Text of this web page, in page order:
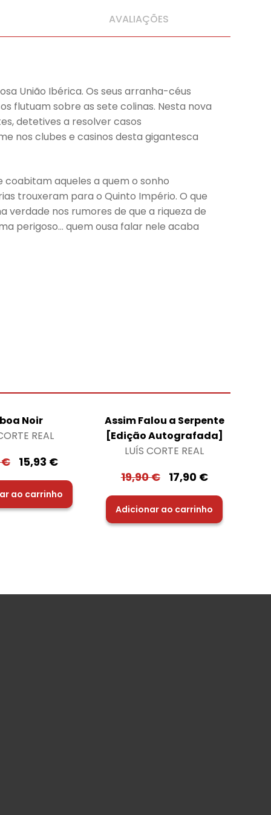
AVALIAÇÕES
União Ibérica. Os seus arranha-céus
flutuam sobre as sete colinas. Nesta nova
detetives a resolver casos
nos clubes e casinos desta gigantesca
coabitam aqueles a quem o sonho
trouxeram para o Quinto Império. O que
verdade nos rumores de que a riqueza de
perigoso… quem ousa falar nele acaba
Noir
REAL
€ 15,93 €
ao carrinho
Assim Falou a Serpente
[Edição Autografada]
LUÍS CORTE REAL
19,90€ 17,90 €
Adicionar ao carrinho